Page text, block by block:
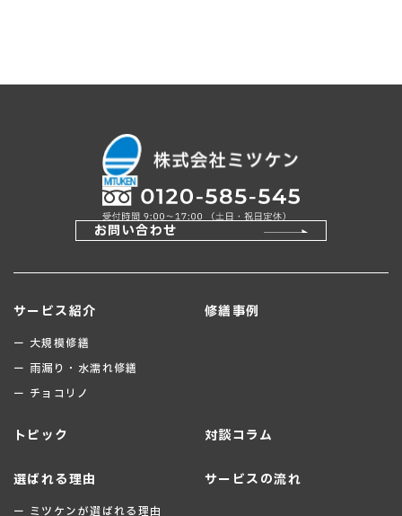
お問い合わせ
サービス紹介
ー 大規模修繕
ー 雨漏り・水濡れ修繕
ー チョコリノ
修繕事例
トピック 対談コラム
選ばれる理由
ー ミツケンが選ばれる理由
サービスの流れ